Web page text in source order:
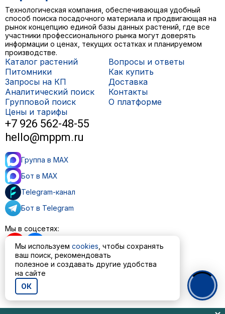
Технологическая компания, обеспечивающая удобный
способ поиска посадочного материала и продвигающая на
рынок концепцию единой базы данных растений, где все
участники профессионального рынка могут доверять
информации о ценах, текущих остатках и планируемом
производстве.
Каталог растений
Питомники
Запросы на КП
Аналитический поиск
Групповой поиск
Цены и тарифы
Вопросы и ответы
Как купить
Доставка
Контакты
О платформе
+7 926 562-48-55
hello@mppm.ru
Группа в MAX
Бот в MAX
Telegram-канал
Бот в Telegram
Мы в соцсетях:
Пользовательское соглашение
Политика обработки персональных данных
© ООО «МППМ» 2023—2026
Мы используем cookies , чтобы сохранять
ваш поиск, рекомендовать
полезное и создавать другие удобства
на сайте
ОК